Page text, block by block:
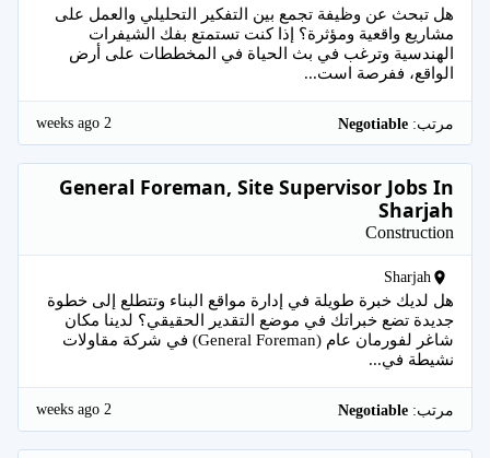
هل تبحث عن وظيفة تجمع بين التفكير التحليلي والعمل على
مشاريع واقعية ومؤثرة؟ إذا كنت تستمتع بفك الشيفرات
الهندسية وترغب في بث الحياة في المخططات على أرض
الواقع، ففرصة است...
مرتب: 2 weeks ago
General Foreman, Site Supervisor Jobs In
Sharjah
Construction
Sharjah
هل لديك خبرة طويلة في إدارة مواقع البناء وتتطلع إلى خطوة
جديدة تضع خبراتك في موضع التقدير الحقيقي؟ لدينا مكان
شاغر لفورمان عام (General Foreman) في شركة مقاولات
نشيطة في...
مرتب: 2 weeks ago